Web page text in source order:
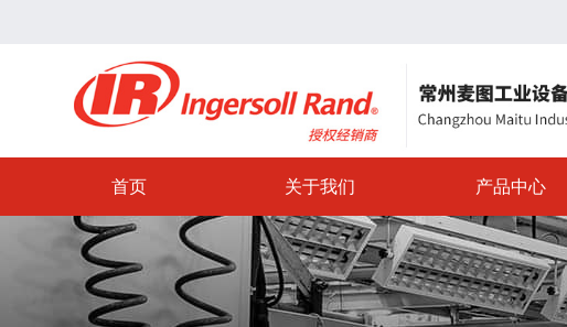
首页 关于我们 产品中心